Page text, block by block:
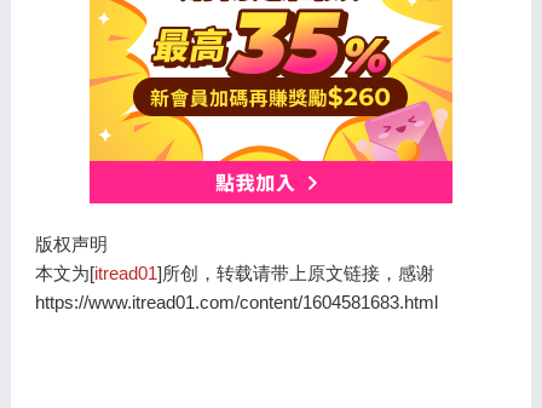
版权声明
本文为[itread01]所创，转载请带上原文链接，感谢
https://www.itread01.com/content/1604581683.html